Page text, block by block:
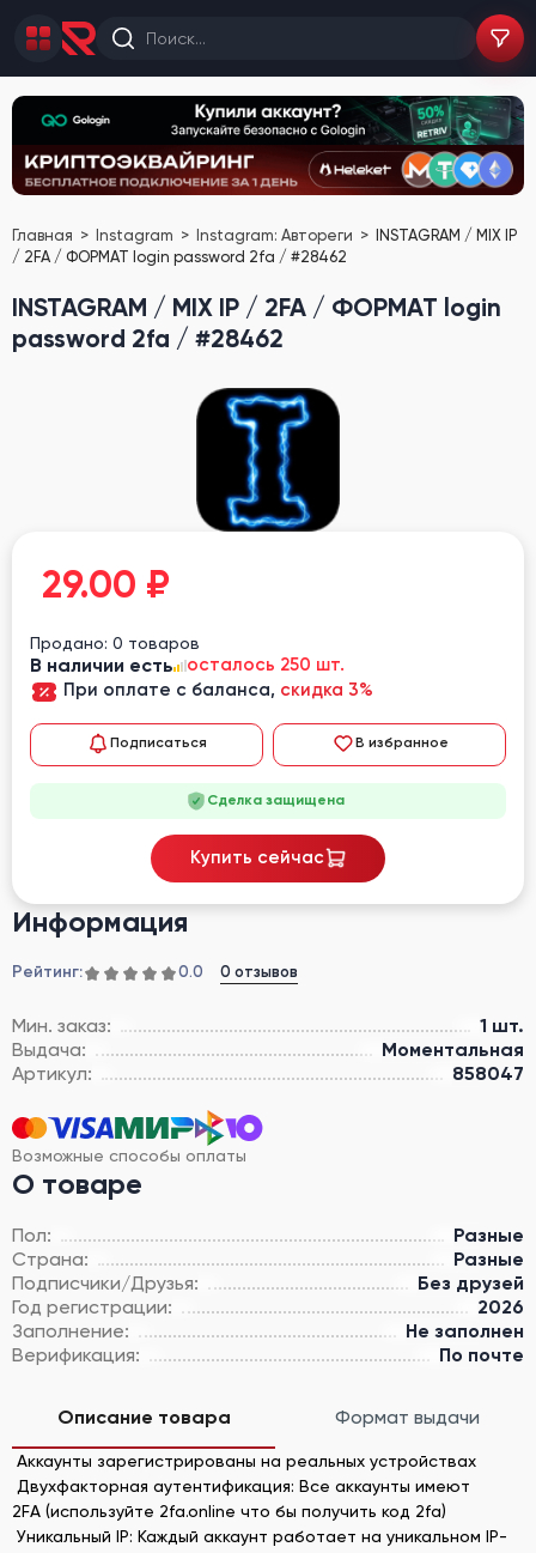
Главная Instagram Instagram: Автореги
INSTAGRAM / MIX IP
/ 2FA / ФОРМАТ login password 2fa / #28462
INSTAGRAM / MIX IP / 2FA / ФОРМАТ login
password 2fa / #28462
Информация
Рейтинг: 0.0 0 отзывов
Мин. заказ:
1 шт.
Выдача:
Моментальная
Артикул:
858047
Возможные способы оплаты
О товаре
Пол:
Разные
Страна:
Разные
Подписчики/Друзья:
Без друзей
Год регистрации:
2026
Заполнение:
Не заполнен
Верификация:
По почте
29.00 ₽
Продано: 0 товаров
В наличии есть
осталось 250 шт.
При оплате с баланса, скидка 3%
Подписаться В избранное
Сделка защищена
Купить сейчас
Описание товара Формат выдачи
Аккаунты зарегистрированы на реальных устройствах
Двухфакторная аутентификация: Все аккаунты имеют
2FA (используйте 2fa.online что бы получить код 2fa)
Уникальный IP: Каждый аккаунт работает на уникальном IP-